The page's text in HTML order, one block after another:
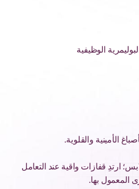
الوظيفية
الأمينية والقلوية.
ارتدِ قفازات واقية عند التعامل
المعمول بها.